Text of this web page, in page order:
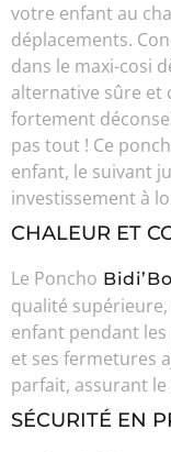
votre enfant au
déplacements.
dans le maxi-cosi
alternative sûre et
fortement
pas tout ! Ce
enfant, le suivant
investissement à
CHALEUR ET
Le Poncho
qualité
enfant pendant
et ses fermetures
parfait, assurant
SÉCURITÉ EN